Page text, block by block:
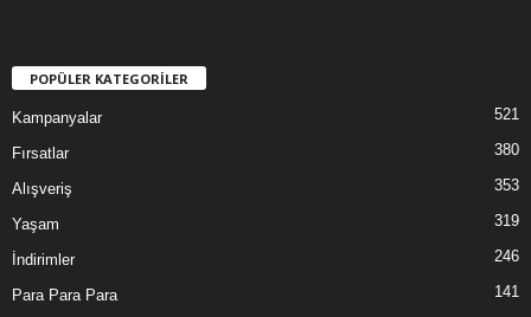
POPÜLER KATEGORİLER
Kampanyalar 521
Fırsatlar 380
Alışveriş 353
Yaşam 319
İndirimler 246
Para Para Para 141